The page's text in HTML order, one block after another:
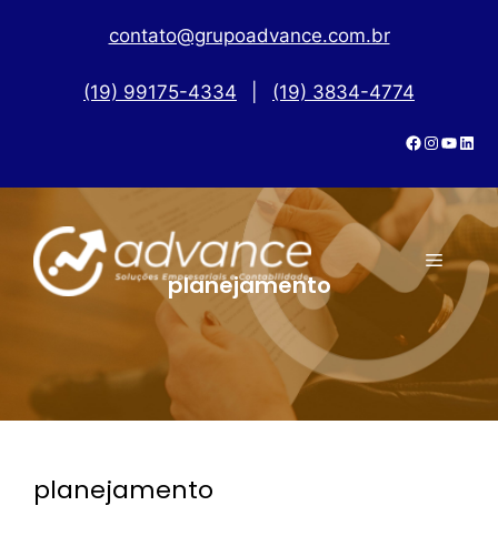
contato@grupoadvance.com.br
(19) 99175-4334 (19) 3834-4774
planejamento
planejamento